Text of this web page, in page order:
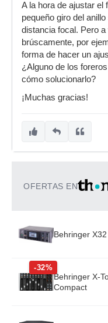
A la hora de ajustar el
pequeño giro del
distancia focal. Pero
brúscamente, por
forma de hacer un
¿Alguno de los
cómo solucionarlo?
¡Muchas gracias!
OFERTAS EN
Behringer
-32%
Behringer X-
Compact